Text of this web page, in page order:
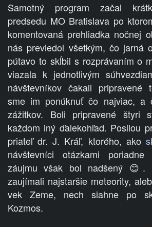
Samotný program začal
predsedu MO Bratislava po
komentovaná prehliadka nočnej
nás previedol všetkým, čo jarná
pútavo to skĺbil s rozprávaním o
viazala k jednotlivým
návštevníkov čakali pripravené
sme im ponúknuť čo najviac, a
zážitkov. Boli pripravené štyri
každom iný ďalekohľad. Posilou
priateľ dr. J. Kráľ, ktorého, ako
návštevníci otázkami
záujmu však bol nadšený
😊 .
zaujímali najstaršie meteority,
vek Zeme, nech siahne po
Kozmos.